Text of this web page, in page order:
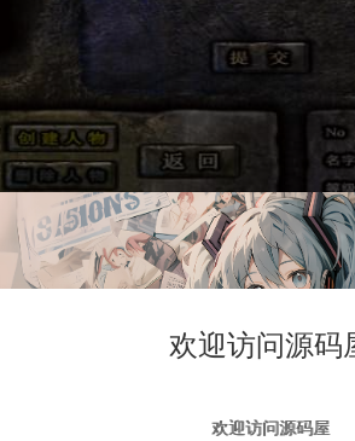
欢迎访问源码
欢迎访问源码屋